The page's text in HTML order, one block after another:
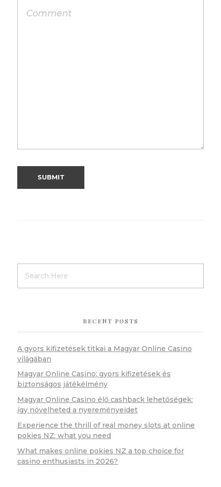
RECENT POSTS
A gyors kifizetések titkai a Magyar Online Casino
világában
Magyar Online Casino: gyors kifizetések és
biztonságos játékélmény
Magyar Online Casino élő cashback lehetőségek:
így növelheted a nyereményeidet
Experience the thrill of real money slots at online
pokies NZ: what you need
What makes online pokies NZ a top choice for
casino enthusiasts in 2026?